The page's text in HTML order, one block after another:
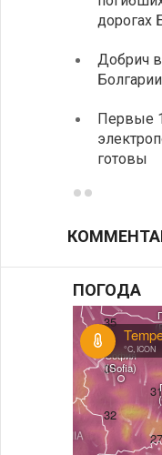
дорогах
Добрич
Болгарии
Первые
готовы
ПОГОДА